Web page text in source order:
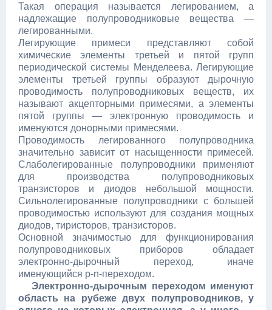
Такая операция называется легированием, а
надлежащие полупроводниковые вещества —
легированными.
Легирующие примеси представляют собой
химические элементы третьей и пятой групп
периодической системы Менделеева. Легирующие
элементы третьей группы образуют дырочную
проводимость полупроводниковых веществ, их
называют акцепторными примесями, а элементы
пятой группы — электронную проводимость и
именуются донорными примесями.
Проводимость легированного полупроводника
значительно зависит от насыщенности примесей.
Слаболегированные полупроводники применяют
для производства полупроводниковых
транзисторов и диодов небольшой мощности.
Сильнолегированные полупроводники с большей
проводимостью используют для создания мощных
диодов, тиристоров, транзисторов.
Основной значимостью для функционирования
полупроводниковых приборов обладает
электронно-дырочный переход, иначе
именующийся p-n-переходом.
Электронно-дырочным переходом именуют
область на рубеже двух полупроводников, у